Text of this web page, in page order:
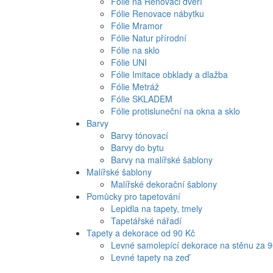
Fólie Renovace nábytku
Fólie Mramor
Fólie Natur přírodní
Fólie na sklo
Fólie UNI
Fólie Imitace obklady a dlažba
Fólie Metráž
Fólie SKLADEM
Fólie protisluneční na okna a sklo
Barvy
Barvy tónovací
Barvy do bytu
Barvy na malířské šablony
Malířské šablony
Malířské dekorační šablony
Pomůcky pro tapetování
Lepidla na tapety, tmely
Tapetářské nářadí
Tapety a dekorace od 90 Kč
Levné samolepící dekorace na stěnu za
Levné tapety na zeď